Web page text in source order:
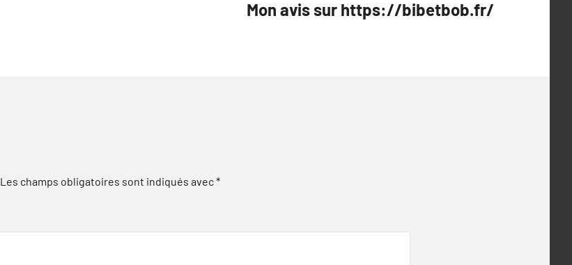
Mon avis sur https://bibetbob.fr/
Les champs obligatoires sont indiqués avec*